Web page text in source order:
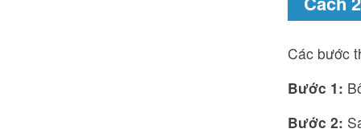
Các bước
Bước 1:
Bước 2: